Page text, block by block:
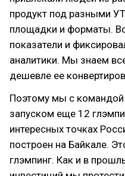
продукт под разными
площадки и форматы.
показатели и
аналитики. Мы знаем
дешевле ее
Поэтому мы с
запуском еще 12
интересных точках
построен на Байкале.
глэмпинг. Как и в